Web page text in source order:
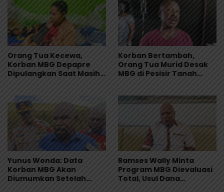
Orang Tua Kecewa,
Korban MBG Depapre
Dipulangkan Saat Masih
Korban Bertambah,
Orang Tua Murid Desak
MBG di Pesisir Tanah
Yunus Wonda: Data
Korban MBG Akan
Diumumkan Setelah
Ramses Wally Minta
Program MBG Dievaluasi
Total, Usul Dana